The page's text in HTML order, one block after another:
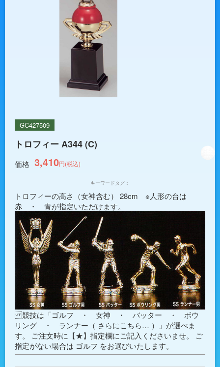
GC427509
トロフィー A344 (C)
価格 3,410円(税込)
キーワードタグ：
トロフィーの高さ（女神含む） 28cm ※人形の台は
赤 ・ 青が指定いただけます。
競技は「ゴルフ ・ 女神 ・ バッター ・ ボウ
リング ・ ランナー（ さらにこちら… ）」が選べま
す。 ご注文時に【★】指定欄にご記入くださいませ。 ご
指定がない場合は ゴルフ をお選びいたします。